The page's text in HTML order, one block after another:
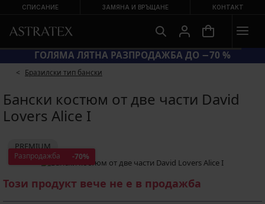
СПИСАНИЕ ЗАМЯНА И ВРЪЩАНЕ КОНТАКТ
ГОЛЯМА ЛЯТНА РАЗПРОДАЖБА ДО −70 %
Бразилски тип бански
Бански костюм от две части David
Lovers Alice I
PREMIUM
Разпродажба -70%
Този продукт вече не е в продажба